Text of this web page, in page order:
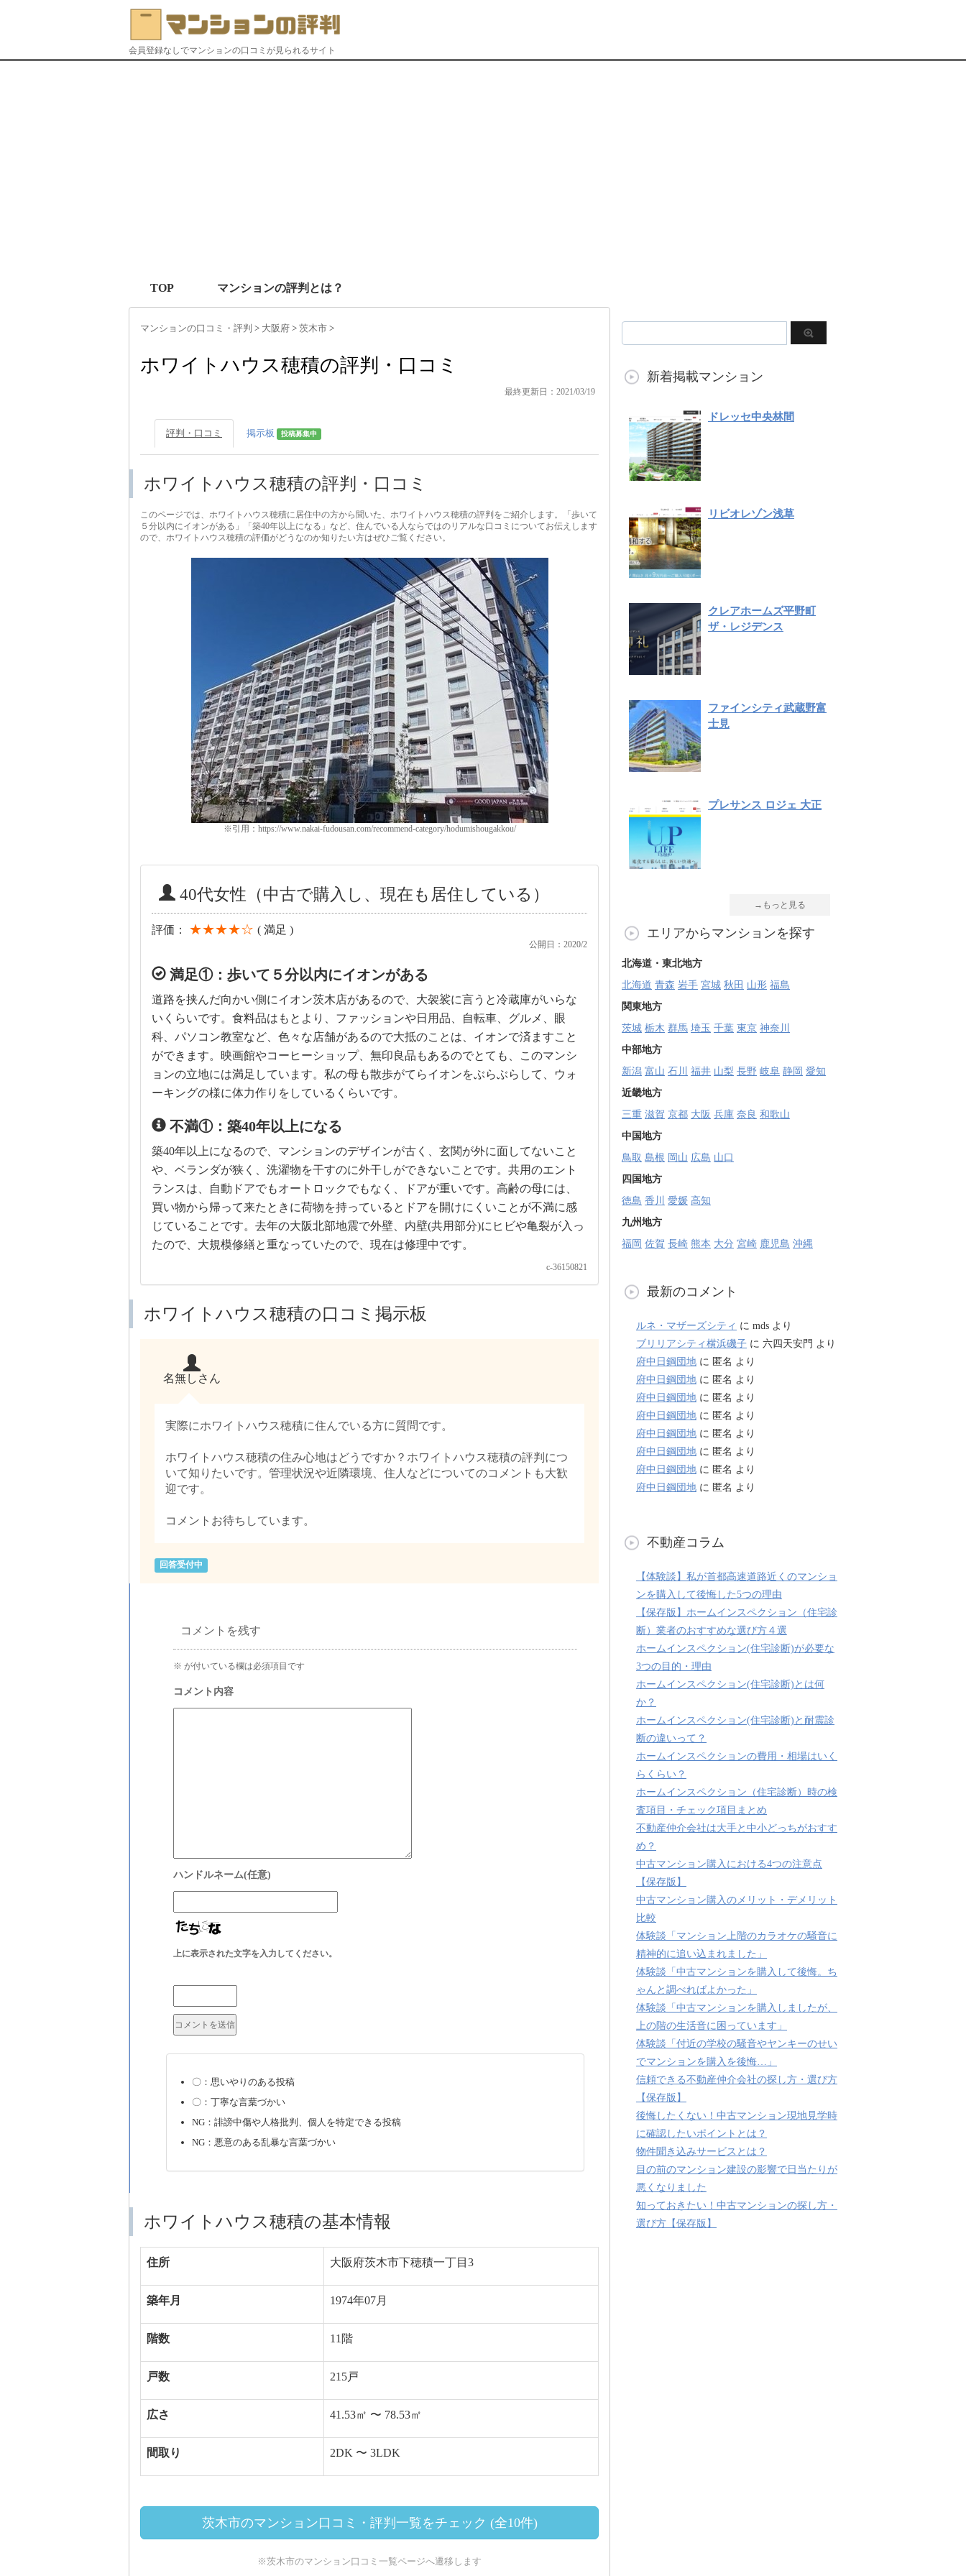
会員登録なしでマンションの口コミが見られるサイト
TOP マンションの評判とは？
マンションの口コミ・評判 > 大阪府 > 茨木市 >
ホワイトハウス穂積の評判・口コミ
最終更新日：2021/03/19
評判・口コミ 掲示板 投稿募集中
ホワイトハウス穂積の評判・口コミ
このページでは、ホワイトハウス穂積に居住中の方から聞いた、ホワイトハウス穂積の評判をご紹介します。「歩いて
５分以内にイオンがある」「築40年以上になる」など、住んでいる人ならではのリアルな口コミについてお伝えします
ので、ホワイトハウス穂積の評価がどうなのか知りたい方はぜひご覧ください。
※引用：https://www.nakai-fudousan.com/recommend-category/hodumishougakkou/
40代女性（中古で購入し、現在も居住している）
評価： ★★★★☆ ( 満足 )
公開日：2020/2
満足①：歩いて５分以内にイオンがある
道路を挟んだ向かい側にイオン茨木店があるので、大袈裟に言うと冷蔵庫がいらな
いくらいです。食料品はもとより、ファッションや日用品、自転車、グルメ、眼
科、パソコン教室など、色々な店舗があるので大抵のことは、イオンで済ますこと
ができます。映画館やコーヒーショップ、無印良品もあるのでとても、このマンシ
ョンの立地には満足しています。私の母も散歩がてらイオンをぶらぶらして、ウォ
ーキングの様に体力作りをしているくらいです。
不満①：築40年以上になる
築40年以上になるので、マンションのデザインが古く、玄関が外に面してないこと
や、ベランダが狭く、洗濯物を干すのに外干しができないことです。共用のエント
ランスは、自動ドアでもオートロックでもなく、ドアが重いです。高齢の母には、
買い物から帰って来たときに荷物を持っているとドアを開けにくいことが不満に感
じていることです。去年の大阪北部地震で外壁、内壁(共用部分)にヒビや亀裂が入っ
たので、大規模修繕と重なっていたので、現在は修理中です。
c-36150821
ホワイトハウス穂積の口コミ掲示板
名無しさん
実際にホワイトハウス穂積に住んでいる方に質問です。
ホワイトハウス穂積の住み心地はどうですか？ホワイトハウス穂積の評判につ
いて知りたいです。管理状況や近隣環境、住人などについてのコメントも大歓
迎です。
コメントお待ちしています。
回答受付中
コメントを残す
※ が付いている欄は必須項目です
上に表示された文字を入力してください。
〇：思いやりのある投稿
〇：丁寧な言葉づかい
NG：誹謗中傷や人格批判、個人を特定できる投稿
NG：悪意のある乱暴な言葉づかい
ホワイトハウス穂積の基本情報
住所 大阪府茨木市下穂積一丁目3
築年月 1974年07月
階数 11階
戸数 215戸
広さ 41.53㎡ 〜 78.53㎡
間取り 2DK 〜 3LDK
茨木市のマンション口コミ・評判一覧をチェック (全10件)
※茨木市のマンション口コミ一覧ページへ遷移します
新着掲載マンション
ドレッセ中央林間
リビオレゾン浅草
クレアホームズ平野町
ザ・レジデンス
ファインシティ武蔵野富
士見
プレサンス ロジェ 大正
→もっと見る
エリアからマンションを探す
北海道・東北地方
北海道 青森 岩手 宮城 秋田 山形 福島
関東地方
茨城 栃木 群馬 埼玉 千葉 東京 神奈川
中部地方
新潟 富山 石川 福井 山梨 長野 岐阜 静岡 愛知
近畿地方
三重 滋賀 京都 大阪 兵庫 奈良 和歌山
中国地方
鳥取 島根 岡山 広島 山口
四国地方
徳島 香川 愛媛 高知
九州地方
福岡 佐賀 長崎 熊本 大分 宮崎 鹿児島 沖縄
最新のコメント
ルネ・マザーズシティ に mds より
ブリリアシティ横浜磯子 に 六四天安門 より
府中日鋼団地 に 匿名 より
府中日鋼団地 に 匿名 より
府中日鋼団地 に 匿名 より
府中日鋼団地 に 匿名 より
府中日鋼団地 に 匿名 より
府中日鋼団地 に 匿名 より
府中日鋼団地 に 匿名 より
府中日鋼団地 に 匿名 より
不動産コラム
【体験談】私が首都高速道路近くのマンショ
ンを購入して後悔した5つの理由
【保存版】ホームインスペクション（住宅診
断）業者のおすすめな選び方４選
ホームインスペクション(住宅診断)が必要な
3つの目的・理由
ホームインスペクション(住宅診断)とは何
か？
ホームインスペクション(住宅診断)と耐震診
断の違いって？
ホームインスペクションの費用・相場はいく
らくらい？
ホームインスペクション（住宅診断）時の検
査項目・チェック項目まとめ
不動産仲介会社は大手と中小どっちがおすす
め？
中古マンション購入における4つの注意点
【保存版】
中古マンション購入のメリット・デメリット
比較
体験談「マンション上階のカラオケの騒音に
精神的に追い込まれました」
体験談「中古マンションを購入して後悔。ち
ゃんと調べればよかった」
体験談「中古マンションを購入しましたが、
上の階の生活音に困っています」
体験談「付近の学校の騒音やヤンキーのせい
でマンションを購入を後悔…」
信頼できる不動産仲介会社の探し方・選び方
【保存版】
後悔したくない！中古マンション現地見学時
に確認したいポイントとは？
物件聞き込みサービスとは？
目の前のマンション建設の影響で日当たりが
悪くなりました
知っておきたい！中古マンションの探し方・
選び方【保存版】